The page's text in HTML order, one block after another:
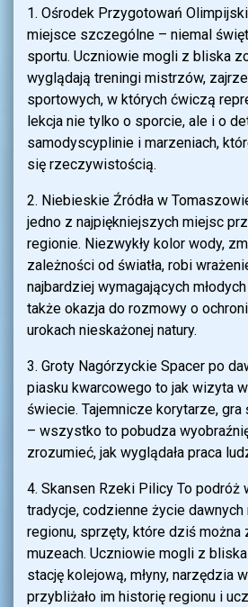
1. Ośrodek Przygotowań
miejsce szczególne – niemal
sportu. Uczniowie mogli z bliska
wyglądają treningi mistrzów,
sportowych, w których ćwiczą
lekcja nie tylko o sporcie, ale i o
samodyscyplinie i marzeniach,
się rzeczywistością.
2. Niebieskie Źródła w
jedno z najpiękniejszych miejsc
regionie. Niezwykły kolor wody,
zależności od światła, robi
najbardziej wymagających
także okazja do rozmowy o
urokach nieskażonej natury.
3. Groty Nagórzyckie Spacer po
piasku kwarcowego to jak wizyta
świecie. Tajemnicze korytarze, gra
– wszystko to pobudza
zrozumieć, jak wyglądała praca
4. Skansen Rzeki Pilicy To
tradycje, codzienne życie
regionu, sprzęty, które dziś
muzeach. Uczniowie mogli z
stację kolejową, młyny, narzędzia
przybliżało im historię regionu i